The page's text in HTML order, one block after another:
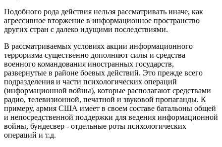
Подобного рода действия нельзя рассматривать иначе, как
агрессивное вторжение в информационное пространство
других стран с далеко идущими последствиями.
В рассматриваемых условиях акции информационного
терроризма существенно дополняют силы и средства
военного командования иностранных государств,
развернутые в районе боевых действий. Это прежде всего
подразделения и части психологических операций
(информационной войны), которые располагают средствами
радио, телевизионной, печатной и звуковой пропаганды. К
примеру, армия США имеет в своем составе батальоны общей
и непосредственной поддержки для ведения информационной
войны, бундесвер - отдельные роты психологических
операций и т.д.